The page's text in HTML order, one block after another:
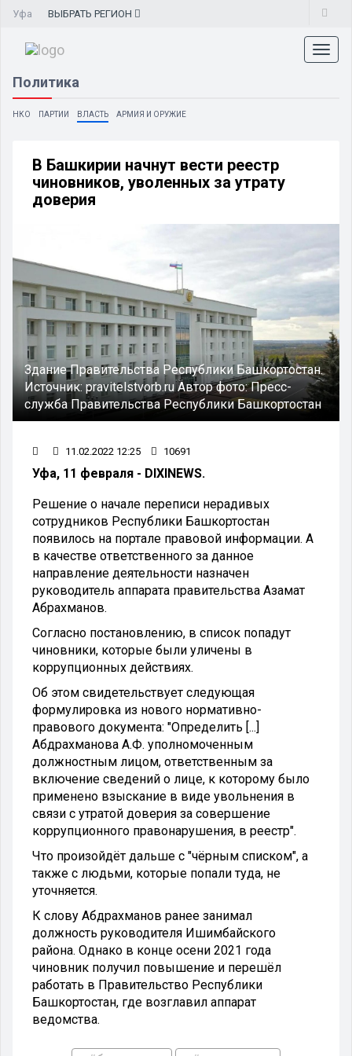
Уфа ВЫБРАТЬ РЕГИОН
Политика
НКО ПАРТИИ ВЛАСТЬ АРМИЯ И ОРУЖИЕ
В Башкирии начнут вести реестр
чиновников, уволенных за утрату
доверия
Здание Правительства Республики Башкортостан.
Источник:pravitelstvorb.ruАвтор фото:Пресс-
служба Правительства Республики Башкортостан
11.02.2022 12:25 10691
Уфа, 11 февраля - DIXINEWS.
Решение о начале переписи нерадивых
сотрудников Республики Башкортостан
появилось на портале правовой информации. А
в качестве ответственного за данное
направление деятельности назначен
руководитель аппарата правительства Азамат
Абрахманов.
Согласно постановлению, в список попадут
чиновники, которые были уличены в
коррупционных действиях.
Об этом свидетельствует следующая
формулировка из нового нормативно-
правового документа: "Определить [...]
Абдрахманова А.Ф. уполномоченным
должностным лицом, ответственным за
включение сведений о лице, к которому было
применено взыскание в виде увольнения в
связи с утратой доверия за совершение
коррупционного правонарушения, в реестр".
Что произойдёт дальше с "чёрным списком", а
также с людьми, которые попали туда, не
уточняется.
К слову Абдрахманов ранее занимал
должность руководителя Ишимбайского
района. Однако в конце осени 2021 года
чиновник получил повышение и перешёл
работать в Правительство Республики
Башкортостан, где возглавил аппарат
ведомства.